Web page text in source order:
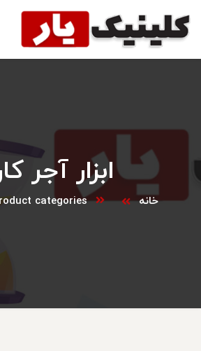
ابزار آجر
خانه categories